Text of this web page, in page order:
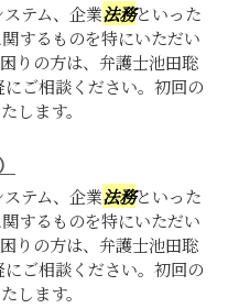
テム、企業法務といった
するものを特にいただい
りの方は、弁護士池田聡
ご相談ください。初回の
します。
テム、企業法務といった
するものを特にいただい
りの方は、弁護士池田聡
ご相談ください。初回の
します。